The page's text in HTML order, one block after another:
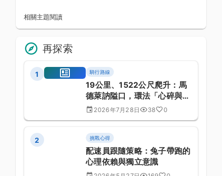
相關主題閱讀
再探索
1 騎行路線
19公里、1522公尺爬升：馬
德萊訥隘口，環法「心碎與美
麗並存」的阿爾卑斯巨獸
2026年7月28日 38 0
2 挑戰心得
配速員跟隨策略：兔子帶跑的
心理依賴與獨立意識